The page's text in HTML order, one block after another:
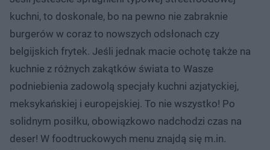
kuchni, to doskonale, bo na pewno nie zabraknie
burgerów w coraz to nowszych odsłonach czy
belgijskich frytek. Jeśli jednak macie ochotę także na
kuchnie z różnych zakątków świata to Wasze
podniebienia zadowolą specjały kuchni azjatyckiej,
meksykańskiej i europejskiej. To nie wszystko! Po
solidnym posiłku, obowiązkowo nadchodzi czas na
deser! W foodtruckowych menu znajdą się m.in.